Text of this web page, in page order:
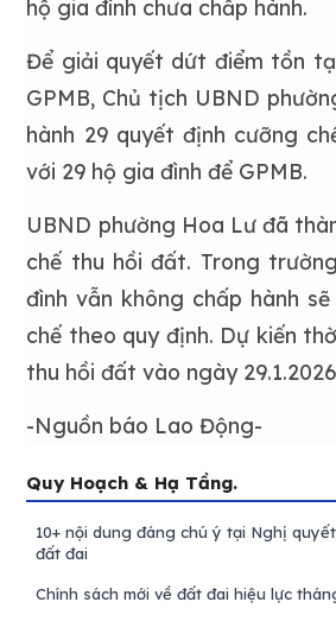
hộ gia đình chưa chấp hành.
Để giải quyết dứt điểm tồn
GPMB, Chủ tịch UBND
hành 29 quyết định cưỡng
với 29 hộ gia đình để GPMB.
UBND phường Hoa Lư đã
chế thu hồi đất. Trong
đình vẫn không chấp hành
chế theo quy định. Dự kiến
thu hồi đất vào ngày
-Nguồn báo Lao Động-
Quy Hoạch & Hạ Tầng.
10+ nội dung đáng chú ý tại Nghị
đất đai
Chính sách mới về đất đai hiệu lực